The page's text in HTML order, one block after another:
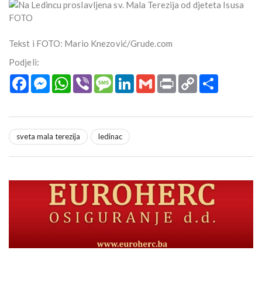
Tekst i FOTO: Mario Knezović/Grude.com
Podjeli:
FacebookMessengerWhatsApp
Viber MessageLinkedInGmail Print Copy
Link
sveta mala terezija ledinac